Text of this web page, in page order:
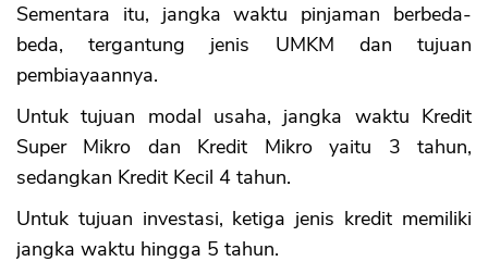
Sementara itu, jangka waktu pinjaman berbeda-
beda, tergantung jenis UMKM dan tujuan
pembiayaannya.
Untuk tujuan modal usaha, jangka waktu Kredit
Super Mikro dan Kredit Mikro yaitu 3 tahun,
sedangkan Kredit Kecil 4 tahun.
Untuk tujuan investasi, ketiga jenis kredit memiliki
jangka waktu hingga 5 tahun.